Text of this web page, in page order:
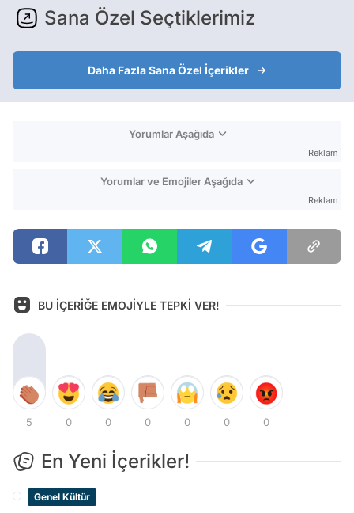
Sana Özel Seçtiklerimiz
Daha Fazla Sana Özel İçerikler
Yorumlar Aşağıda
Reklam
Yorumlar ve Emojiler Aşağıda
Reklam
BU İÇERİĞE EMOJİYLE TEPKİ VER!
5 0 0 0 0 0 0
En Yeni İçerikler!
Genel Kültür